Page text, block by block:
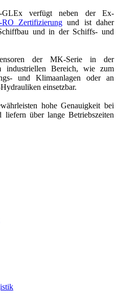
GLEx verfügt neben der Ex-
Zertifizierungund ist daher
und in der Schiffs- und
der MK-Serie in der
industriellen Bereich, wie zum
und Klimaanlagen oder an
einsetzbar.
hohe Genauigkeit bei
liefern über lange Betriebszeiten